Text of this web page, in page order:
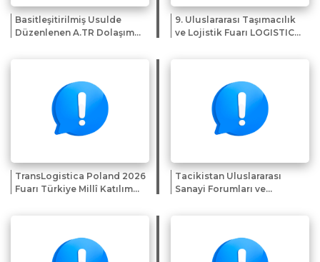
Basitleşitirilmiş Usulde
Düzenlenen A.TR Dolaşım
9. Uluslararası Taşımacılık
ve Lojistik Fuarı LOGISTICAL
TransLogistica Poland 2026
Fuarı Türkiye Millî Katılım
Tacikistan Uluslararası
Sanayi Forumları ve